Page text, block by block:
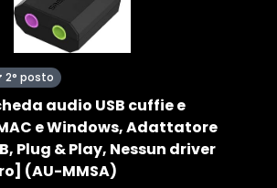
2° posto
audio USB cuffie e
e Windows, Adattatore
Plug & Play, Nessun driver
(AU-MMSA)